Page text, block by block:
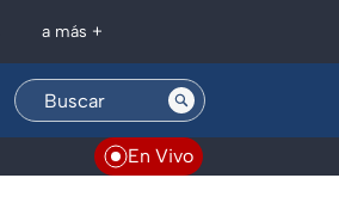
a más +
En Vivo